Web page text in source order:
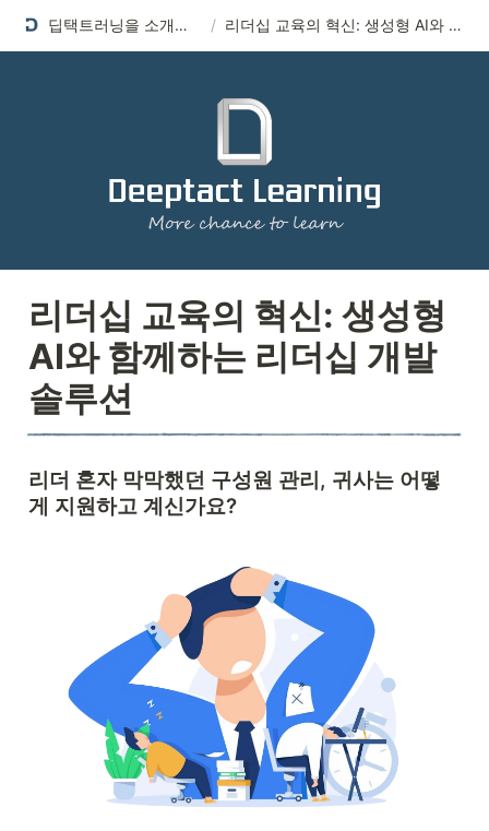
딥택트러닝을 소개합니다 / 리더십 교육의 혁신: 생성형 AI와 함께하는 리더십 개발 솔루션
리더십 교육의 혁신: 생성형
AI와 함께하는 리더십 개발
솔루션
리더 혼자 막막했던 구성원 관리, 귀사는 어떻
게 지원하고 계신가요?